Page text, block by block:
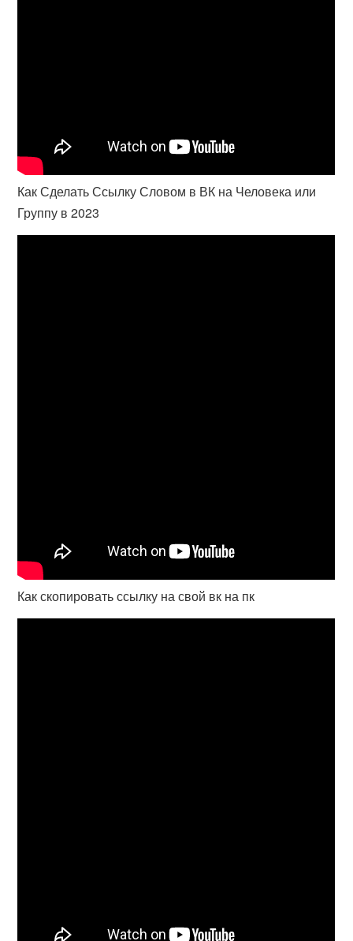
Как Сделать Ссылку Словом в ВК на Человека или
Группу в 2023
Как скопировать ссылку на свой вк на пк